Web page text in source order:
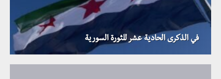
في الذكرى الحادية عشر للثورة السورية